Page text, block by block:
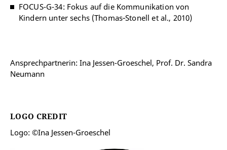
FOCUS-G-34: Fokus auf die Kommunikation von
Kindern unter sechs (Thomas‐Stonell et al., 2010)
Ansprechpartnerin: Ina Jessen-Groeschel, Prof. Dr. Sandra
Neumann
LOGO CREDIT
Logo: ©Ina Jessen-Groeschel